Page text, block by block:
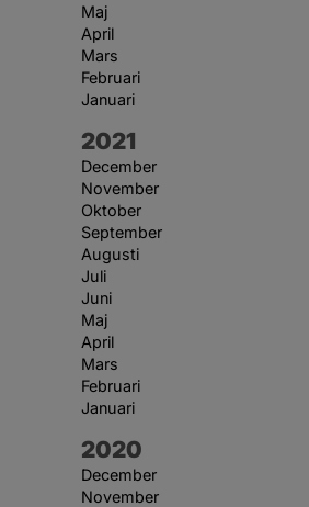
Maj
April
Mars
Februari
Januari
År:
2021
December
November
Oktober
September
Augusti
Juli
Juni
Maj
April
Mars
Februari
Januari
År:
2020
December
November